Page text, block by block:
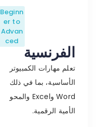
Beginn
er to
Advan
ced
الفرنسية
تعلم مهارات الكمبيوتر
الأساسية، بما في ذلك
Word وExcel والمحو
الأمية الرقمية.